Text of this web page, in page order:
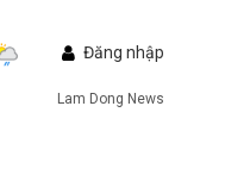
Đăng nhập
Lam Dong News